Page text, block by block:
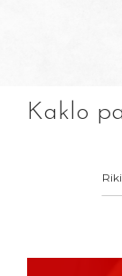
Kaklo